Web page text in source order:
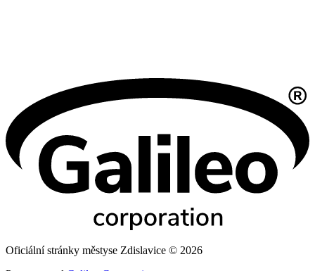
Oficiální stránky městyse Zdislavice © 2026